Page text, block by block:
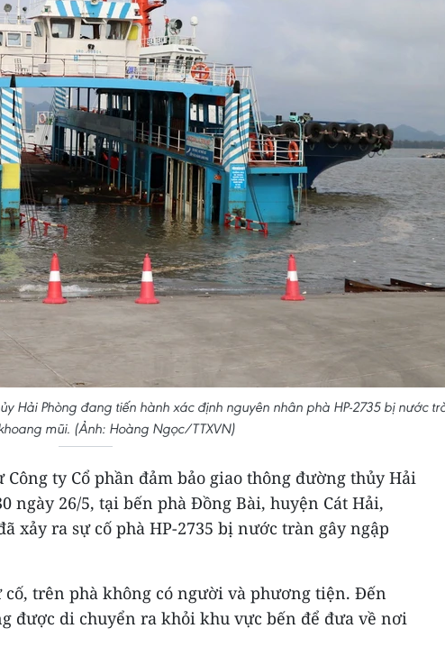
Hải Phòng đang tiến hành xác định nguyên nhân phà HP-2735 bị nước
mũi. (Ảnh: Hoàng Ngọc/TTXVN)
Công ty Cổ phần đảm bảo giao thông đường thủy Hải
ngày 26/5, tại bến phà Đồng Bài, huyện Cát Hải,
xảy ra sự cố phà HP-2735 bị nước tràn gây ngập
trên phà không có người và phương tiện. Đến
được di chuyển ra khỏi khu vực bến để đưa về nơi